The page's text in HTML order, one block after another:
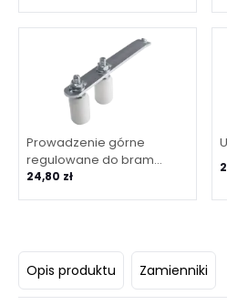
Prowadzenie górne
regulowane do bram
przesuwnych, 270 mm
24,80 zł
Opis produktu Zamienniki